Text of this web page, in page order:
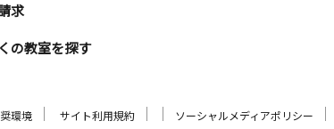
求
の教室を探す
環境 サイト利用規約 ソーシャルメディアポリシー